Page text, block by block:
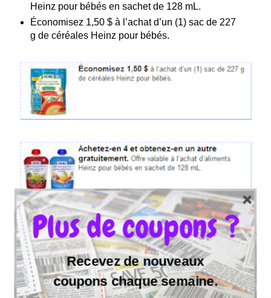
Heinz pour bébés en sachet de 128 mL.
Économisez 1,50 $ à l’achat d’un (1) sac de 227
g de céréales Heinz pour bébés.
Plus de coupons ?
Recevez de nouveaux
coupons chaque semaine.